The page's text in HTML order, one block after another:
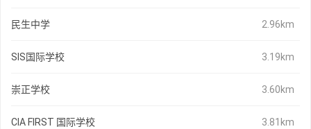
民生中学 2.96km
SIS国际学校 3.19km
崇正学校 3.60km
CIA FIRST 国际学校 3.81km